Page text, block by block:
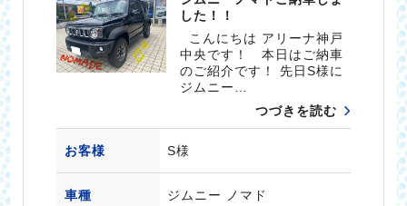
した！！
こんにちは アリーナ神戸
中央です！ 本日はご納車
のご紹介です！ 先日S様に
ジムニー…
つづきを読む
お客様 S様
車種 ジムニー ノマド